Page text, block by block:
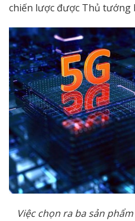
chiến lược được Thủ tướng
Việc chọn ra ba sản phẩ